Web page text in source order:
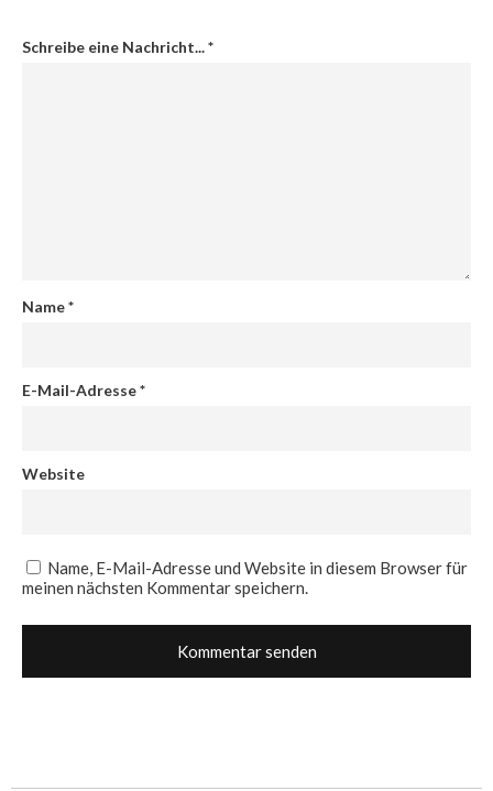
Schreibe eine Nachricht...*
Name*
E-Mail-Adresse*
Website
Name, E-Mail-Adresse und Website in diesem Browser für
meinen nächsten Kommentar speichern.